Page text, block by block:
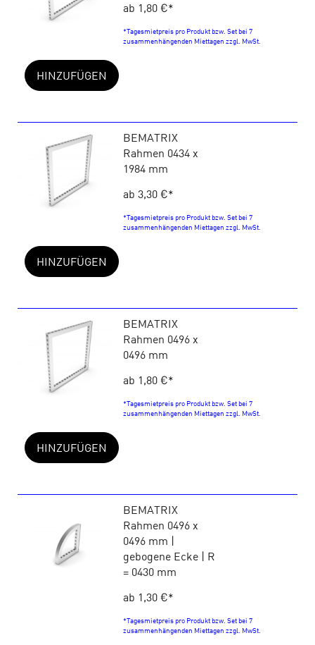
ab 1,80 €*
*Tagesmietpreis pro Produkt bzw. Set bei 7
zusammenhängenden Miettagen zzgl. MwSt.
HINZUFÜGEN
BEMATRIX
Rahmen 0434 x
1984 mm
ab 3,30 €*
*Tagesmietpreis pro Produkt bzw. Set bei 7
zusammenhängenden Miettagen zzgl. MwSt.
HINZUFÜGEN
BEMATRIX
Rahmen 0496 x
0496 mm
ab 1,80 €*
*Tagesmietpreis pro Produkt bzw. Set bei 7
zusammenhängenden Miettagen zzgl. MwSt.
HINZUFÜGEN
BEMATRIX
Rahmen 0496 x
0496 mm |
gebogene Ecke | R
= 0430 mm
ab 1,30 €*
*Tagesmietpreis pro Produkt bzw. Set bei 7
zusammenhängenden Miettagen zzgl. MwSt.